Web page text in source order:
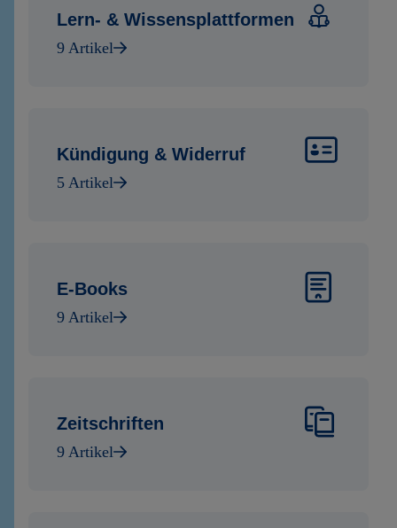
Lern- & Wissensplattformen
9 Artikel
Kündigung & Widerruf
5 Artikel
E-Books
9 Artikel
Zeitschriften
9 Artikel